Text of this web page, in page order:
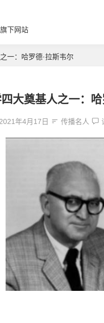
下网站
一：哈罗德·拉斯韦尔
大奠基人之一：
2021年4月17日 传播名人